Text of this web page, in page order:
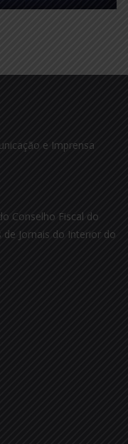
e Imprensa
Conselho Fiscal do
de Jornais do Interior do